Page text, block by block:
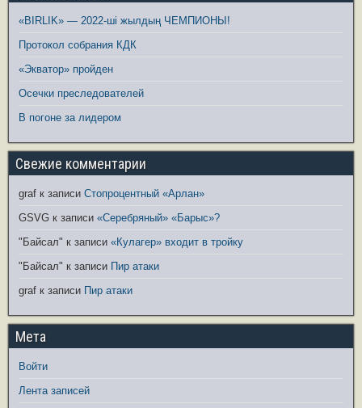
«BIRLIK» — 2022-ші жылдың ЧЕМПИОНЫ!
Протокол собрания КДК
«Экватор» пройден
Осечки преследователей
В погоне за лидером
Свежие комментарии
graf к записи Стопроцентный «Арлан»
GSVG к записи «Серебряный» «Барыс»?
"Байсал" к записи «Кулагер» входит в тройку
"Байсал" к записи Пир атаки
graf к записи Пир атаки
Мета
Войти
Лента записей